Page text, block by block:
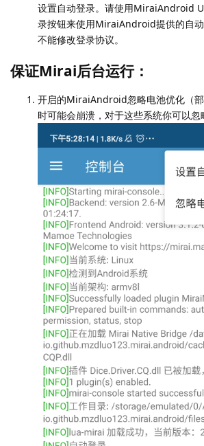
设置自动登录。请使用MiraiAndroid
录按钮来使用MiraiAndroid提供的自
不能修改登录协议。
保证Mirai后台运行：
开启的MiraiAndroid忽略电池优化（
时可能会崩溃，对于这些系统你可以忽